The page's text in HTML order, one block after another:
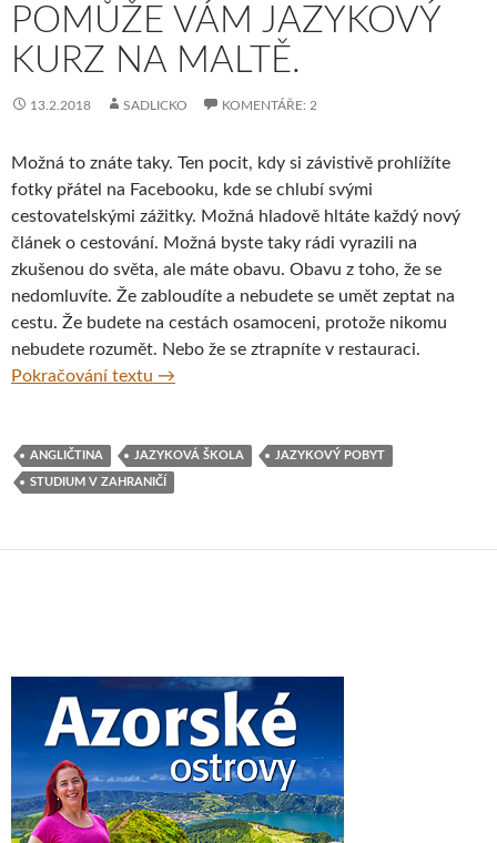
POMŮŽE VÁM JAZYKOVÝ
KURZ NA MALTĚ.
13.2.2018 SADLICKO KOMENTÁŘE: 2
Možná to znáte taky. Ten pocit, kdy si závistivě prohlížíte
fotky přátel na Facebooku, kde se chlubí svými
cestovatelskými zážitky. Možná hladově hltáte každý nový
článek o cestování. Možná byste taky rádi vyrazili na
zkušenou do světa, ale máte obavu. Obavu z toho, že se
nedomluvíte. Že zabloudíte a nebudete se umět zeptat na
cestu. Že budete na cestách osamoceni, protože nikomu
nebudete rozumět. Nebo že se ztrapníte v restauraci.
Pokračování textu Bojíte se cestovat kvůli špatné angličtině?
→
ANGLIČTINA JAZYKOVÁ ŠKOLA JAZYKOVÝ POBYT
STUDIUM V ZAHRANIČÍ